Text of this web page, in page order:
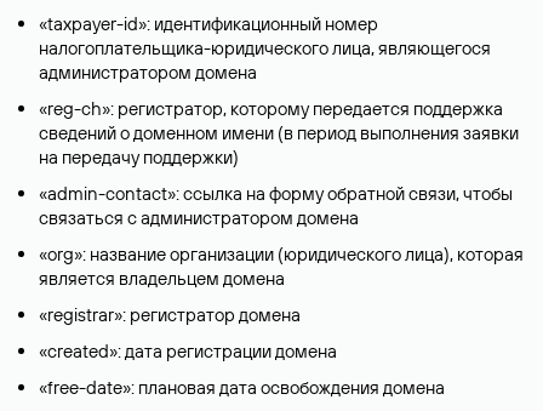
«taxpayer-id»: идентификационный номер
налогоплательщика-юридического лица, являющегося
администратором домена
«reg-ch»: регистратор, которому передается поддержка
сведений о доменном имени (в период выполнения заявки
на передачу поддержки)
«admin-contact»: ссылка на форму обратной связи, чтобы
связаться с администратором домена
«org»: название организации (юридического лица), которая
является владельцем домена
«registrar»: регистратор домена
«created»: дата регистрации домена
«free-date»: плановая дата освобождения домена